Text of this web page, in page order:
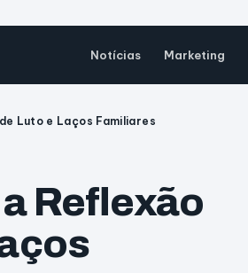
Notícias Marketing
Luto e Laços Familiares
Reflexão